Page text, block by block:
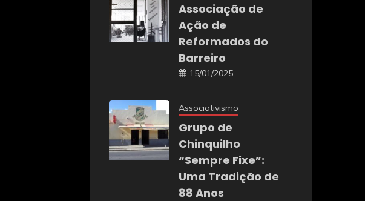
Associação de
Ação de
Reformados do
Barreiro
15/01/2025
Associativismo
Grupo de
Chinquilho
“Sempre Fixe”:
Uma Tradição de
88 Anos